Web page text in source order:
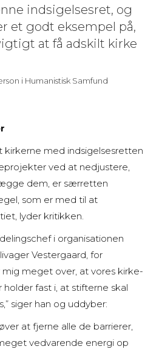
indsigelsesret, og
et godt eksempel på,
at få adskilt kirke
i Humanistisk Samfund
kirkerne med indsigelsesretten
ved at nedjustere,
dem, er særretten
som er med til at
lyder kritikken.
i organisationen
Vestergaard, for
mig meget over, at vores kirke-
fast i, at stifterne skal
siger han og uddyber:
at fjerne alle de barrierer,
vedvarende energi op